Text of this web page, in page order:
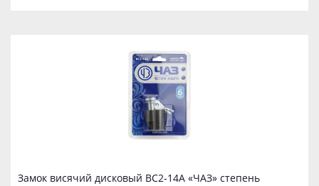
Замок висячий дисковый ВС2-14А «ЧАЗ» степень